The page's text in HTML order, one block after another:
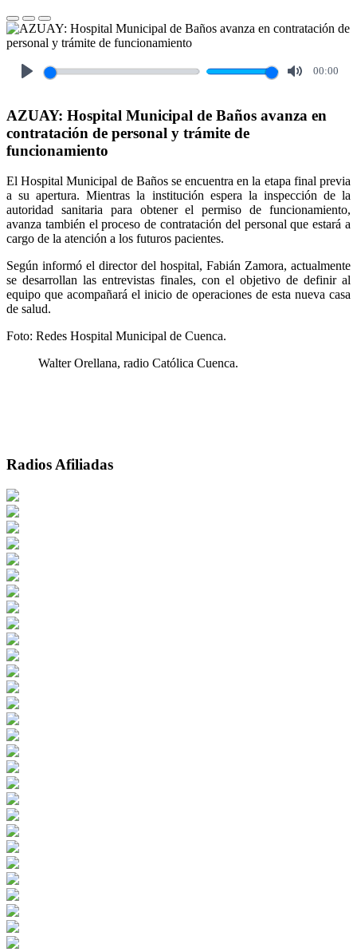
00:00
AZUAY: Hospital Municipal de Baños avanza en
contratación de personal y trámite de
funcionamiento
El Hospital Municipal de Baños se encuentra en la etapa final previa
a su apertura. Mientras la institución espera la inspección de la
autoridad sanitaria para obtener el permiso de funcionamiento,
avanza también el proceso de contratación del personal que estará a
cargo de la atención a los futuros pacientes.
Según informó el director del hospital, Fabián Zamora, actualmente
se desarrollan las entrevistas finales, con el objetivo de definir al
equipo que acompañará el inicio de operaciones de esta nueva casa
de salud.
Foto: Redes Hospital Municipal de Cuenca.
Walter Orellana, radio Católica Cuenca.
Radios Afiliadas